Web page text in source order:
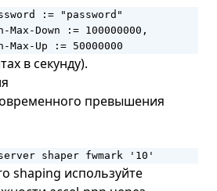
:= "password"
Max-Down := 100000000,
Max-Up := 50000000
в секунду).
превышения
shaper fwmark '10'
shaping используйте